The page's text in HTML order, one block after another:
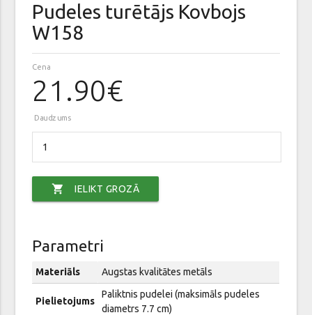
Pudeles turētājs Kovbojs
W158
Cena
21.90€
Daudzums
shopping_cart IELIKT GROZĀ
Parametri
Materiāls Augstas kvalitātes metāls
Pielietojums
Paliktnis pudelei (maksimāls pudeles
diametrs 7.7 cm)